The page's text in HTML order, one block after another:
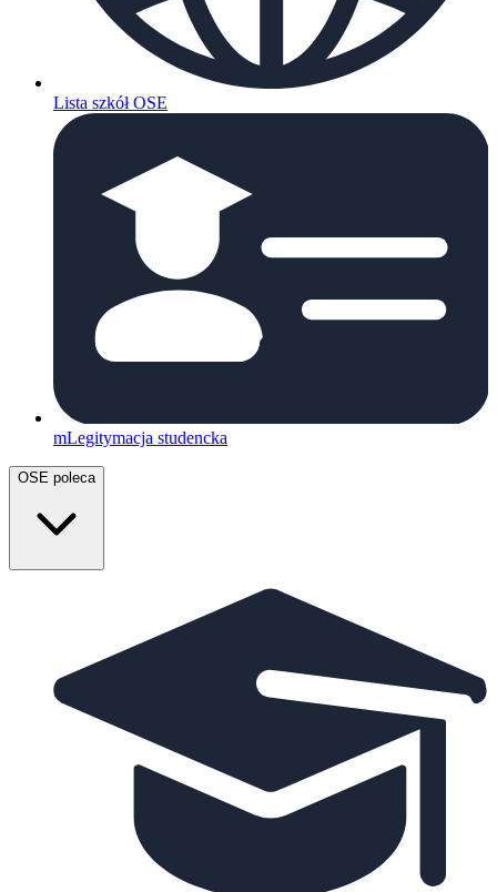
Lista szkół OSE
mLegitymacja studencka
OSE poleca